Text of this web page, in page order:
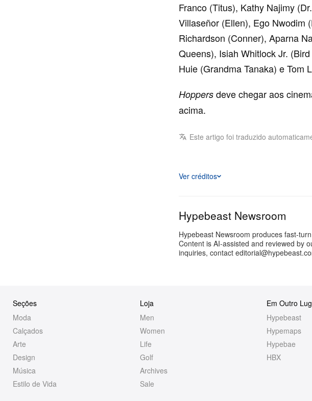
Franco (Titus), Kathy Najimy
Villaseñor (Ellen), Ego Nwodim
Richardson (Conner), Aparna
Queens), Isiah Whitlock Jr.
Huie (Grandma Tanaka) e Tom
Hoppers deve chegar aos
acima.
Este artigo foi traduzido
Ver créditos
Hypebeast Newsroom
Hypebeast Newsroom produces fast-
Content is AI-assisted and reviewed by
inquiries, contact
Seções
Moda
Calçados
Arte
Design
Música
Estilo de Vida
Loja
Men
Women
Life
Golf
Archives
Sale
Em Outro
Hypebeast
Hypemaps
Hypebae
HBX